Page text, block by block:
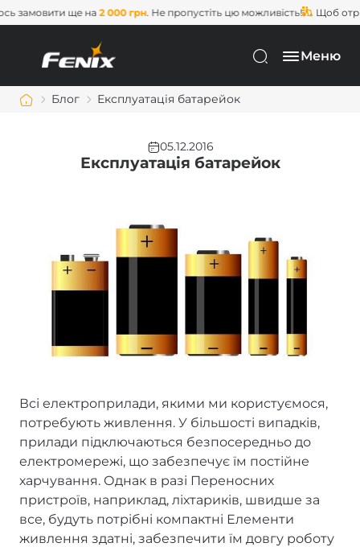
ще на2 000 грн. Не пропустіть цю можливість! Щоб
Меню
Блог Експлуатація батарейок
05.12.2016
Експлуатація батарейок
Всі електроприлади, якими ми користуємося,
потребують живлення. У більшості випадків,
прилади підключаються безпосередньо до
електромережі, що забезпечує їм постійне
харчування. Однак в разі Переносних
пристроїв, наприклад, ліхтариків, швидше за
все, будуть потрібні компактні Елементи
живлення здатні, забезпечити їм довгу роботу